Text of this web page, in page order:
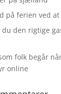
på ferien ved
den rigtige
folk begår
online